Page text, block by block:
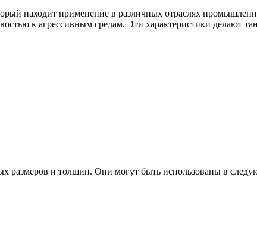
находит применение в различных отраслях
к агрессивным средам. Эти характеристики делают
размеров и толщин. Они могут быть использованы в